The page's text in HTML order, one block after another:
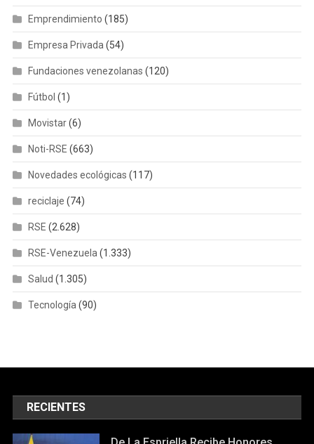
Emprendimiento (185)
Empresa Privada(54)
Fundaciones venezolanas (120)
Fútbol (1)
Movistar(6)
Noti-RSE (663)
Novedades ecológicas (117)
reciclaje (74)
RSE (2.628)
RSE-Venezuela(1.333)
Salud (1.305)
Tecnología(90)
RECIENTES